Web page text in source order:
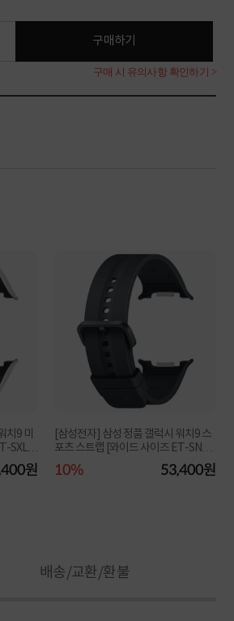
구매하기
구매 시 유의사항 확인하기 >
치9 미
원
[삼성전자] 삼성 정품 갤럭시 워치9 스
포츠 스트랩 [와이드 사이즈 ET-SNL3
5]
10% 53,400원
배송/교환/환불